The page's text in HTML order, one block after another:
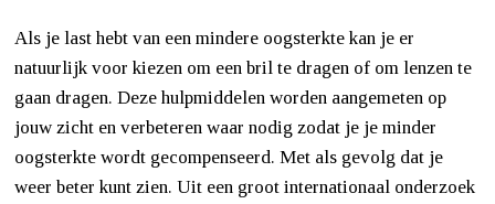
Als je last hebt van een mindere oogsterkte kan je er
natuurlijk voor kiezen om een bril te dragen of om lenzen te
gaan dragen. Deze hulpmiddelen worden aangemeten op
jouw zicht en verbeteren waar nodig zodat je je minder
oogsterkte wordt gecompenseerd. Met als gevolg dat je
weer beter kunt zien. Uit een groot internationaal onderzoek